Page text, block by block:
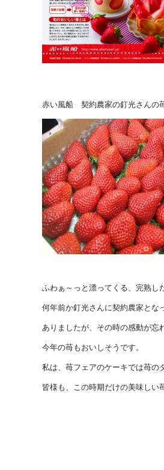
赤い風船 契約農家の釘光さんの
ふわぁ～っと漂ってくる、完熟し
何年前か釘光さんに契約農家とな
ありましたが、その時の感動が忘
今年の苺もおいしそうです。
私は、苺フェアのケーキでは苺の
皆様も、この時期だけの美味しい